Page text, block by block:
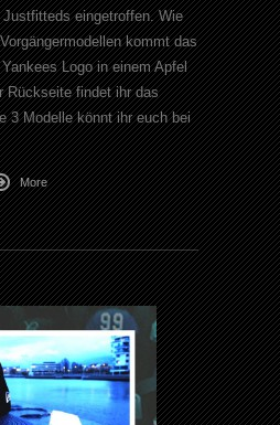
eingetroffen. Wie
kommt das
Logo in einem Apfel
Rückseite findet ihr das
3 Modelle könnt ihr euch bei
More